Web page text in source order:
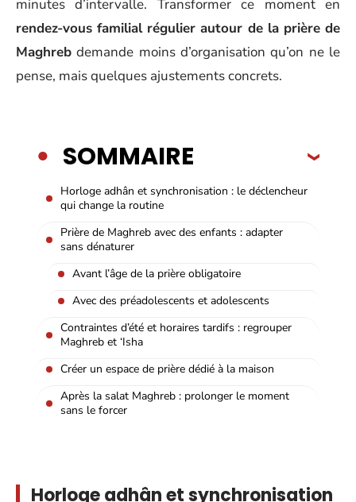
minutes d’intervalle. Transformer ce moment en
rendez-vous familial régulier autour de la prière de
Maghreb demande moins d’organisation qu’on ne le
pense, mais quelques ajustements concrets.
SOMMAIRE
Horloge adhân et synchronisation : le déclencheur
qui change la routine
Prière de Maghreb avec des enfants : adapter
sans dénaturer
Avant l’âge de la prière obligatoire
Avec des préadolescents et adolescents
Contraintes d’été et horaires tardifs : regrouper
Maghreb et ‘Isha
Créer un espace de prière dédié à la maison
Après la salat Maghreb : prolonger le moment
sans le forcer
Horloge adhân et synchronisation